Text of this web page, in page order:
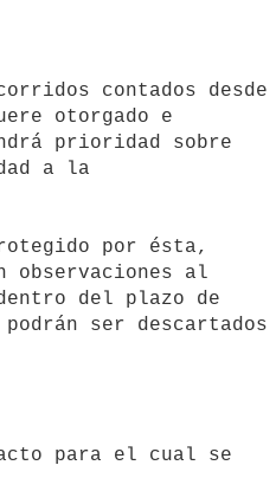
contados desde
otorgado e
prioridad sobre
a la
observaciones al
del plazo de
ser descartados
para el cual se